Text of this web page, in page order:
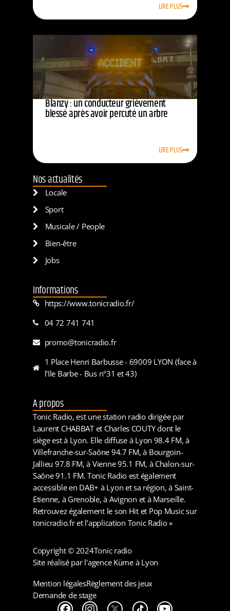
LIRE PLUS
Blanzy : un conducteur grièvement
blessé après avoir percuté un arbre
LIRE PLUS
Nos actualités
Locale
Sport
Musicale / People
Bien-être
Jobs
Informations
https://www.tonicradio.fr/
04 72 741 741
promo@tonicradio.fr
1 Place Henri Barbusse - 69009 LYON (face à
l'Ile Barbe - Bus n°31 et 43)
A propos
Tonic Radio, est une station radio dirigée par
Laurent CHABBAT et Charles COUTY dont le
siège est à Lyon. Elle diffuse à Lyon 98.4 FM, à
Villefranche-sur-Saône 94.7 FM, à Bourgoin-
Jallieu 97.8 FM, à Vienne 95.1 FM, à Chalon-sur-
Saône 91.1 FM. Tonic Radio est également
accessible en DAB+ à Lyon et sa région, à Saint-
Etienne, à Grenoble, à Avignon et à Marseille.
Retrouvez également le son Hit et Pop Music sur
tonicradio.fr et l’application Tonic Radio »
Copyright © 2024Tonic radio
Site réalisé par l'agence Küme à Lyon
Mention légalesRèglement des jeux
Demande de stage